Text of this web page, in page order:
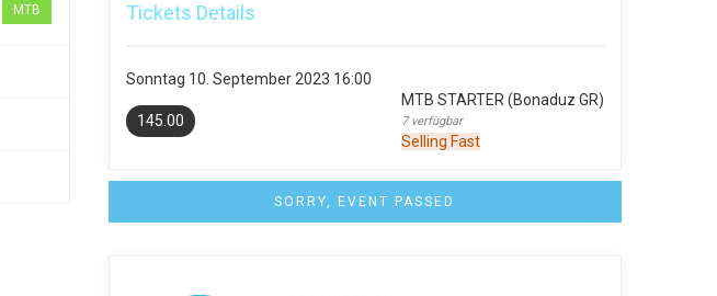
MTB Tickets Details
Sonntag 10. September 2023 16:00
MTB STARTER (Bonaduz GR)
7 verfügbar
Selling Fast
145.00
SORRY, EVENT PASSED